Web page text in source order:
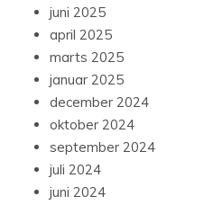
juni 2025
april 2025
marts 2025
januar 2025
december 2024
oktober 2024
september 2024
juli 2024
juni 2024